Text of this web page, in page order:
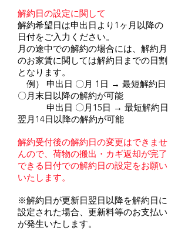
解約日の設定に関して
解約希望日は申出日より1ヶ月以降の
日付をご入力ください。
月の途中での解約の場合には、解約月
のお家賃に関しては解約日までの日割
となります。
例） 申出日 〇月 1日 → 最短解約日
〇月末日以降の解約が可能
申出日 〇月15日 → 最短解約日
翌月14日以降の解約が可能
解約受付後の解約日の変更はできませ
んので、荷物の搬出・カギ返却が完了
できる日付での解約日の設定をお願い
いたします。
※解約日が更新日翌日以降を解約日に
設定された場合、更新料等のお支払い
が発生いたします。